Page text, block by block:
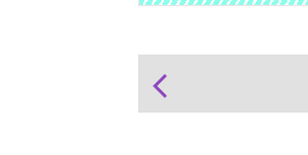
arrow_back_ios